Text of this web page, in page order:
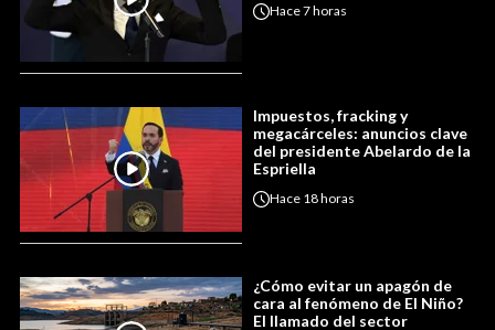
Hace7 horas
Impuestos, fracking y
megacárceles: anuncios clave
del presidente Abelardo de la
Espriella
Hace 18 horas
¿Cómo evitar un apagón de
cara al fenómeno de El Niño?
El llamado del sector